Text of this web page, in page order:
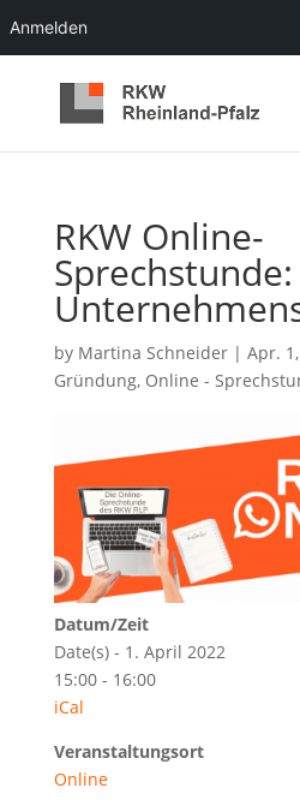
Anmelden
RKW Online-
Sprechstunde:
by Martina Schneider| Apr.
Gründung, Online -
Datum/Zeit
Date(s) - 1. April 2022
15:00 - 16:00
iCal
Veranstaltungsort
Online